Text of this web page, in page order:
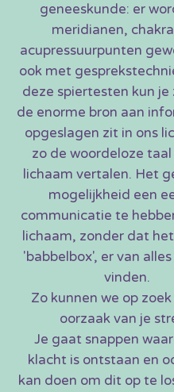
geneeskunde: er
meridianen,
acupressuurpunten
ook met
deze spiertesten kun je
de enorme bron aan
opgeslagen zit in ons
zo de woordeloze
lichaam vertalen. Het
mogelijkheid een
communicatie te
lichaam, zonder dat
'babbelbox', er van
vinden.
Zo kunnen we op
oorzaak van je
Je gaat snappen
klacht is ontstaan en
kan doen om dit op te